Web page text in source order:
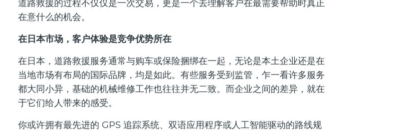
道路救援的过程不仅仅是一次交易，更是一个去理解客户在最需要帮助时真正
在意什么的机会。
在日本市场，客户体验是竞争优势所在
在日本，道路救援服务通常与购车或保险捆绑在一起，无论是本土企业还是在
当地市场有布局的国际品牌，均是如此。有些服务受到监管，乍一看许多服务
都大同小异，基础的机械维修工作也往往并无二致。而企业之间的差异，就在
于它们给人带来的感受。
你或许拥有最先进的 GPS 追踪系统、双语应用程序或人工智能驱动的路线规